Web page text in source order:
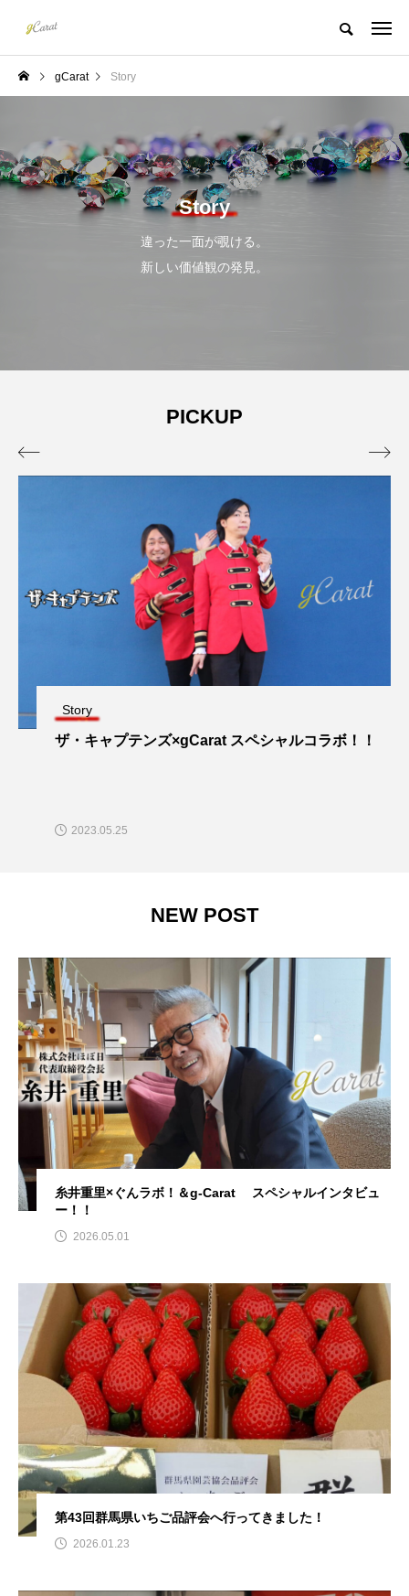
gCarat Story
Story
違った一面が覗ける。
新しい価値観の発見。
PICKUP
Story
ザ・キャプテンズ×gCarat スペシャルコラボ！！
2023.05.25
 
NEW POST
糸井重里×ぐんラボ！＆g-Carat スペシャルインタビュ
ー！！
2026.05.01
第43回群馬県いちご品評会へ行ってきました！
2026.01.23